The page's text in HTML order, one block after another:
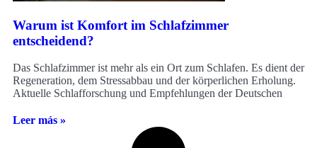
Warum ist Komfort im Schlafzimmer
entscheidend?
Das Schlafzimmer ist mehr als ein Ort zum Schlafen. Es dient der
Regeneration, dem Stressabbau und der körperlichen Erholung.
Aktuelle Schlafforschung und Empfehlungen der Deutschen
Leer más »